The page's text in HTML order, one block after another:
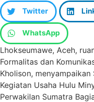
Twitter
WhatsApp
Lhokseumawe, Aceh,
Formalitas dan
Kholison, menyampaikan
Kegiatan Usaha Hulu
Perwakilan Sumatra